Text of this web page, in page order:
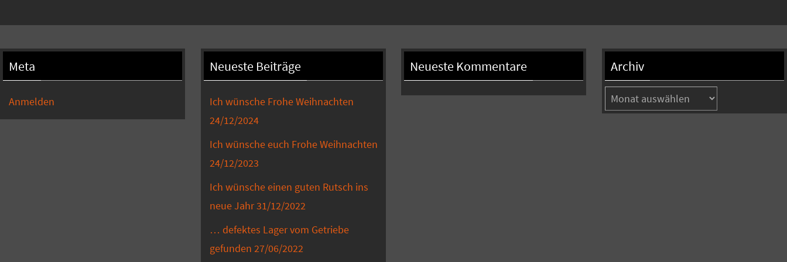
Meta
Anmelden
Neueste Beiträge
Ich wünsche Frohe Weihnachten
24/12/2024
Ich wünsche euch Frohe Weihnachten
24/12/2023
Ich wünsche einen guten Rutsch ins
neue Jahr31/12/2022
… defektes Lager vom Getriebe
gefunden 27/06/2022
Neueste Kommentare Archiv
Archiv